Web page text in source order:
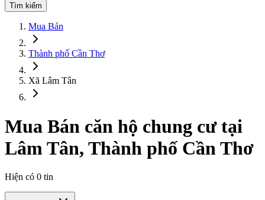
Tìm kiếm
Mua Bán
Thành phố Cần Thơ
Xã Lâm Tân
Mua Bán căn hộ chung cư tại
Lâm Tân, Thành phố Cần Thơ
Hiện có 0 tin